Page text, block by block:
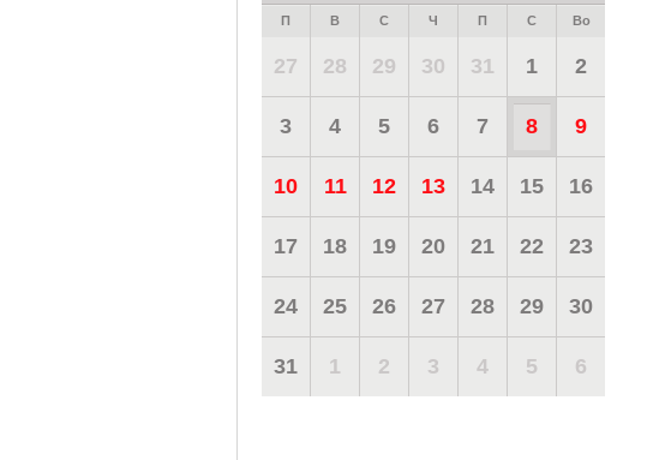
П В С Ч П С Во
27 28 29 30 31 1 2
3 4 5 6 7 8 9
10 11 12 13 14 15 16
17 18 19 20 21 22 23
24 25 26 27 28 29 30
31 1 2 3 4 5 6